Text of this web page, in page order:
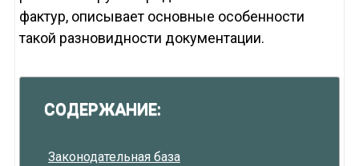
фактур, описывает основные особенности
такой разновидности документации.
СОДЕРЖАНИЕ:
Законодательная база